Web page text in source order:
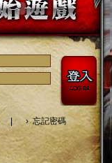
| ›忘記密碼